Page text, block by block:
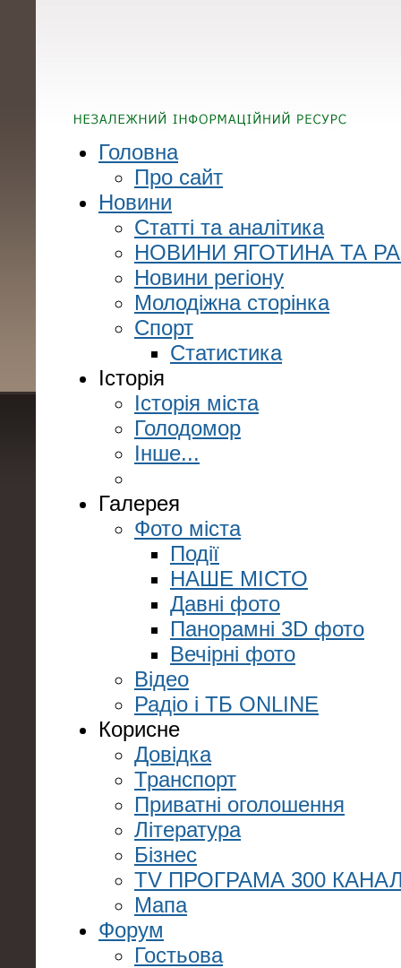
Головна
Про сайт
Новини
Статті та аналітика
НОВИНИ ЯГОТИНА ТА
Новини регіону
Молодіжна сторінка
Спорт
Статистика
Історія
Історія міста
Голодомор
Інше...
Галерея
Фото міста
Події
НАШЕ МІСТО
Давні фото
Панорамні 3D фото
Вечірні фото
Відео
Радіо і ТБ ONLINE
Корисне
Довідка
Транспорт
Приватні оголошення
Література
Бізнес
TV ПРОГРАМА 300
Мапа
Форум
Гостьова